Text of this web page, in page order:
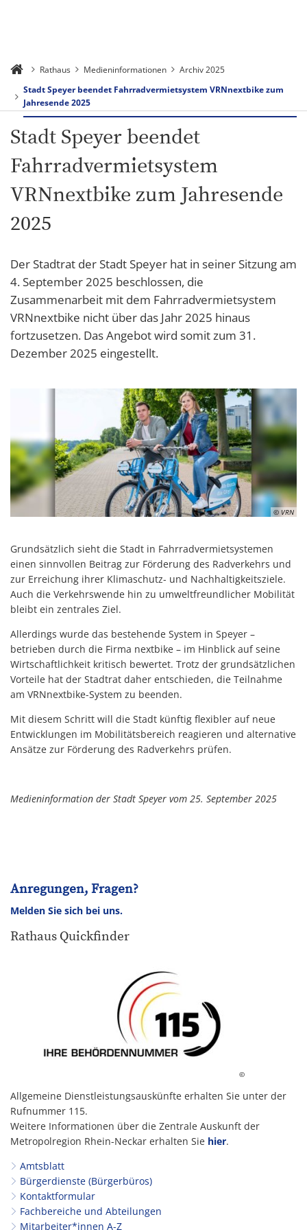
Rathaus Medieninformationen
Archiv 2025
Stadt Speyer beendet Fahrradvermietsystem VRNnextbike zum
Jahresende 2025
Stadt Speyer beendet
Fahrradvermietsystem
VRNnextbike zum Jahresende
2025
Der Stadtrat der Stadt Speyer hat in seiner Sitzung am
4. September 2025 beschlossen, die
Zusammenarbeit mit dem Fahrradvermietsystem
VRNnextbike nicht über das Jahr 2025 hinaus
fortzusetzen. Das Angebot wird somit zum 31.
Dezember 2025 eingestellt.
© VRN
Grundsätzlich sieht die Stadt in Fahrradvermietsystemen
einen sinnvollen Beitrag zur Förderung des Radverkehrs und
zur Erreichung ihrer Klimaschutz- und Nachhaltigkeitsziele.
Auch die Verkehrswende hin zu umweltfreundlicher Mobilität
bleibt ein zentrales Ziel.
Allerdings wurde das bestehende System in Speyer –
betrieben durch die Firma nextbike – im Hinblick auf seine
Wirtschaftlichkeit kritisch bewertet. Trotz der grundsätzlichen
Vorteile hat der Stadtrat daher entschieden, die Teilnahme
am VRNnextbike-System zu beenden.
Mit diesem Schritt will die Stadt künftig flexibler auf neue
Entwicklungen im Mobilitätsbereich reagieren und alternative
Ansätze zur Förderung des Radverkehrs prüfen.
Medieninformation der Stadt Speyer vom 25. September 2025
Anregungen, Fragen?
Melden Sie sich bei uns.
Rathaus Quickfinder
©
Allgemeine Dienstleistungsauskünfte erhalten Sie unter der
Rufnummer 115.
Weitere Informationen über die Zentrale Auskunft der
Metropolregion Rhein-Neckar erhalten Sie hier.
Amtsblatt
Bürgerdienste (Bürgerbüros)
Kontaktformular
Fachbereiche und Abteilungen
Mitarbeiter*innen A-Z